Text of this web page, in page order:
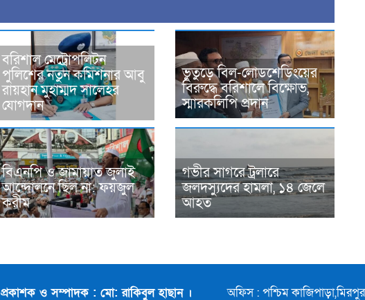
বরিশাল মেট্রোপলিটন
পুলিশের নতুন কমিশনার আবু
রায়হান মুহাম্মদ সালেহর
যোগদান
ভুতুড়ে বিল-লোডশেডিংয়ের
বিরুদ্ধে বরিশালে বিক্ষোভ,
স্মারকলিপি প্রদান
বিএনপি ও জামায়াত জুলাই
আন্দোলনে ছিল না: ফয়জুল
করীম
গভীর সাগরে ট্রলারে
জলদস্যুদের হামলা, ১৪ জেলে
আহত
প্রকাশক ও সম্পাদক : মো: রাকিবুল হাছান । অফিস : পশ্চিম